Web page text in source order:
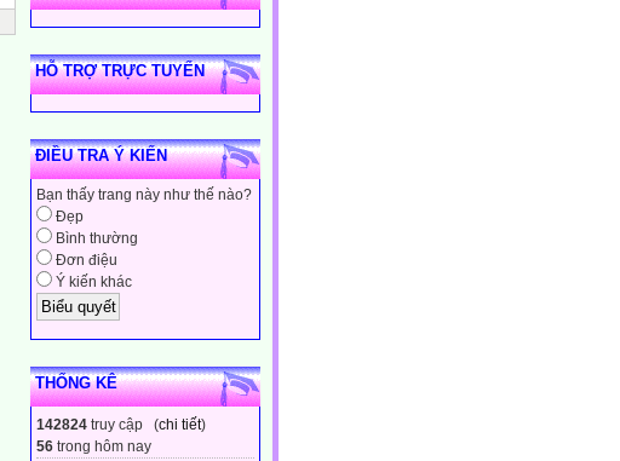
HỖ TRỢ TRỰC TUYẾN
ĐIỀU TRA Ý KIẾN
Bạn thấy trang này như thế nào?
Đẹp
Bình thường
Đơn điệu
Ý kiến khác
THỐNG KÊ
142824 truy cập (chi tiết)
56 trong hôm nay